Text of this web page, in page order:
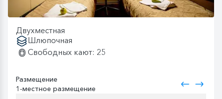
Двухместная
Шлюпочная
Свободных кают: 25
Размещение
1-местное размещение